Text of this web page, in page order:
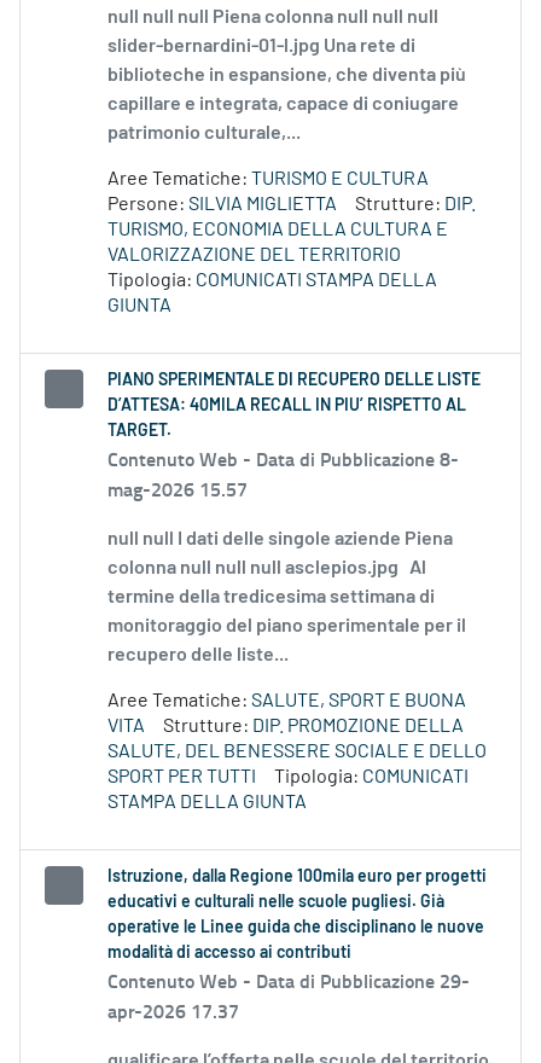
null null null Piena colonna null null null
slider-bernardini-01-l.jpg Una rete di
biblioteche in espansione, che diventa più
capillare e integrata, capace di coniugare
patrimonio culturale,...
Aree Tematiche: TURISMO E CULTURA
Persone: SILVIA MIGLIETTA Strutture: DIP.
TURISMO, ECONOMIA DELLA CULTURA E
VALORIZZAZIONE DEL TERRITORIO
Tipologia: COMUNICATI STAMPA DELLA
GIUNTA
PIANO SPERIMENTALE DI RECUPERO DELLE LISTE
D’ATTESA: 40MILA RECALL IN PIU’ RISPETTO AL
TARGET.
Contenuto Web - Data di Pubblicazione 8-
mag-2026 15.57
null null I dati delle singole aziende Piena
colonna null null null asclepios.jpg Al
termine della tredicesima settimana di
monitoraggio del piano sperimentale per il
recupero delle liste...
Aree Tematiche: SALUTE, SPORT E BUONA
VITA
Strutture: DIP. PROMOZIONE DELLA
SALUTE, DEL BENESSERE SOCIALE E DELLO
SPORT PER TUTTI
Tipologia: COMUNICATI
STAMPA DELLA GIUNTA
Istruzione, dalla Regione 100mila euro per progetti
educativi e culturali nelle scuole pugliesi. Già
operative le Linee guida che disciplinano le nuove
modalità di accesso ai contributi
Contenuto Web - Data di Pubblicazione 29-
apr-2026 17.37